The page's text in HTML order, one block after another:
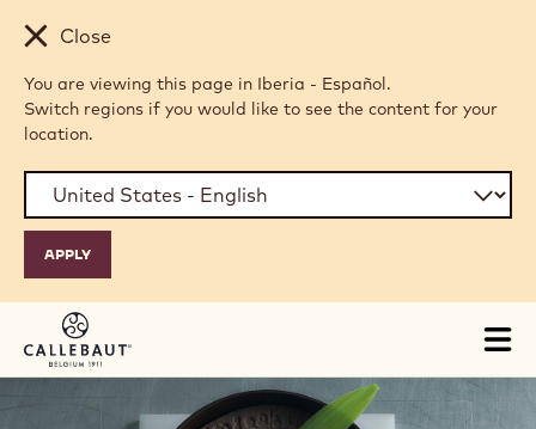
Skip to main content
Close
You are viewing this page in Iberia - Español.
Switch regions if you would like to see the content for your
location.